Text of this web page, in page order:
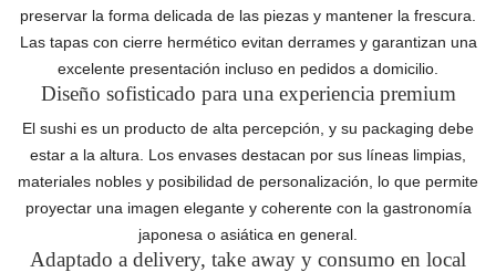
preservar la forma delicada de las piezas y mantener la frescura.
Las tapas con cierre hermético evitan derrames y garantizan una
excelente presentación incluso en pedidos a domicilio.
Diseño sofisticado para una experiencia premium
El sushi es un producto de alta percepción, y su packaging debe
estar a la altura. Los envases destacan por sus líneas limpias,
materiales nobles y posibilidad de personalización, lo que permite
proyectar una imagen elegante y coherente con la gastronomía
japonesa o asiática en general.
Adaptado a delivery, take away y consumo en local